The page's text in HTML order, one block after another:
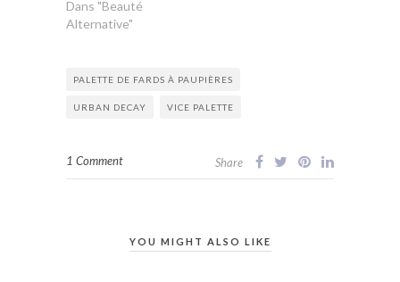
Dans "Beauté
Alternative"
PALETTE DE FARDS À PAUPIÈRES
URBAN DECAY VICE PALETTE
1 Comment Share
YOU MIGHT ALSO LIKE